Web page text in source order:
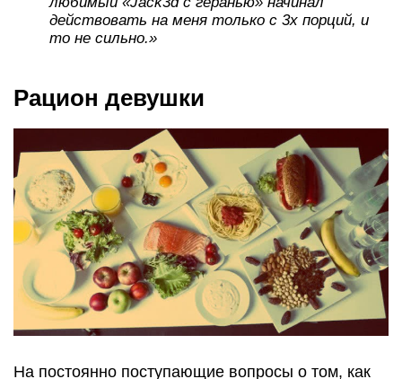
действовать на меня только с 3х порций, и
то не сильно.»
Рацион девушки
На постоянно поступающие вопросы о том, как